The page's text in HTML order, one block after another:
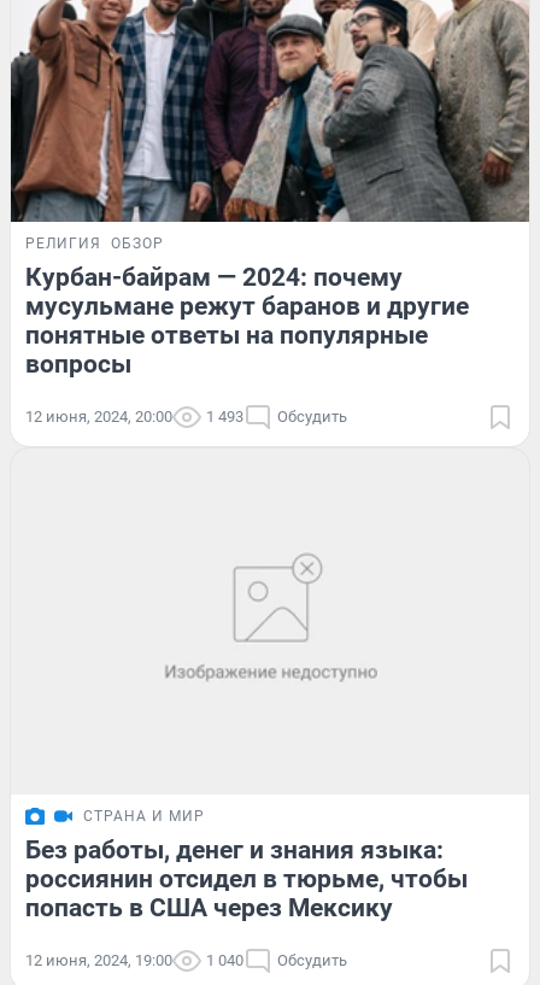
РЕЛИГИЯ ОБЗОР
Курбан-байрам — 2024: почему
мусульмане режут баранов и другие
понятные ответы на популярные
вопросы
12 июня, 2024, 20:00 1 493 Обсудить
СТРАНА И МИР
Без работы, денег и знания языка:
россиянин отсидел в тюрьме, чтобы
попасть в США через Мексику
12 июня, 2024, 19:00 1 040 Обсудить